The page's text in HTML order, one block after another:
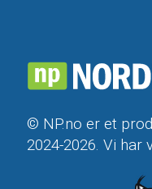
© NP.no er et
2024-2026. Vi har